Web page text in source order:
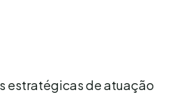
estratégicas de atuação